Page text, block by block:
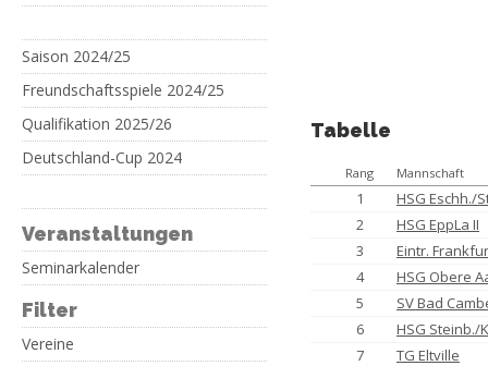
Saison 2024/25
Freundschaftsspiele 2024/25
Qualifikation 2025/26
Deutschland-Cup 2024
Veranstaltungen
Seminarkalender
Filter
Vereine
Tabelle
Rang Mannschaft
1
HSG Eschh./
2
HSG EppLa II
3
Eintr.
4
HSG Obere
5
SV Bad
6
HSG Steinb./
7
TG Eltville